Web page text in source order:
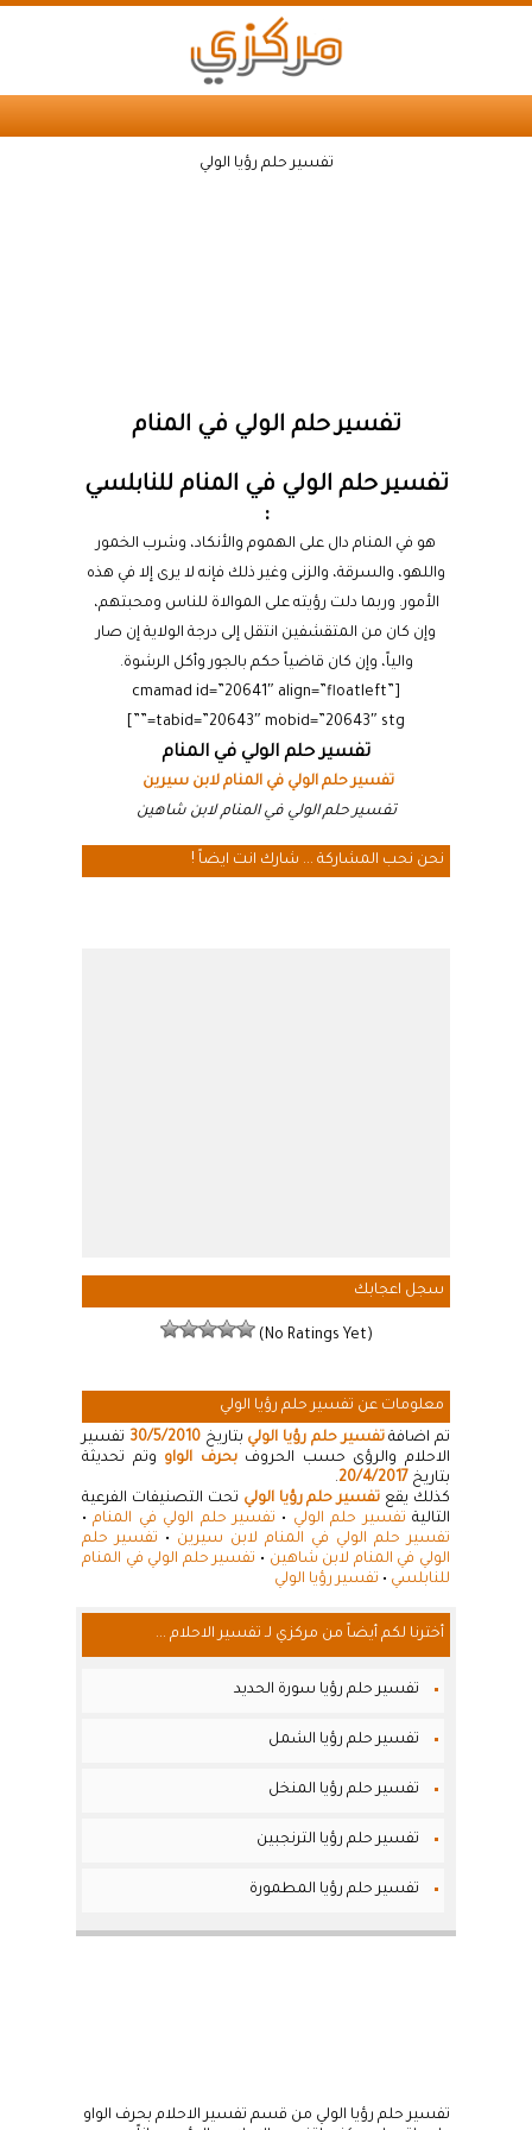
تفسير حلم رؤيا الولي
تفسير حلم الولي في المنام
تفسير حلم الولي في المنام للنابلسي
:
هو في المنام دال على الهموم والأنكاد، وشرب الخمور
واللهو، والسرقة، والزنى وغير ذلك فإنه لا يرى إلا في هذه
الأمور. وربما دلت رؤيته على الموالاة للناس ومحبتهم،
وإن كان من المتقشفين انتقل إلى درجة الولاية إن صار
والياً، وإن كان قاضياً حكم بالجور وأكل الرشوة.
[cmamad id=”20641″ align=”floatleft”
tabid=”20643″ mobid=”20643″ stg=””]
تفسير حلم الولي في المنام
تفسير حلم الولي في المنام لابن سيرين
تفسير حلم الولي في المنام لابن شاهين
نحن نحب المشاركة ... شارك انت ايضاً !
سجل اعجابك
(No Ratings Yet)
معلومات عن تفسير حلم رؤيا الولي
تم اضافةتفسير حلم رؤيا الولي بتاريخ30/5/2010 تفسير
الاحلام والرؤى حسب الحروفبحرف الواو وتم تحديثة
بتاريخ 20/4/2017
.
كذلك يقع تفسير حلم رؤيا الولي تحت التصنيفات الفرعية
التالية تفسير حلم الولي • تفسير حلم الولي في المنام•
تفسير حلم الولي في المنام لابن سيرين • تفسير حلم
الولي في المنام لابن شاهين • تفسير حلم الولي في المنام
للنابلسي • تفسير رؤيا الولي
أخترنا لكم أيضاً من مركزي لـ تفسير الاحلام ...
تفسير حلم رؤيا سورة الحديد
تفسير حلم رؤيا الشمل
تفسير حلم رؤيا المنخل
تفسير حلم رؤيا الترنجبين
تفسير حلم رؤيا المطمورة
تفسير حلم رؤيا الولي من قسم تفسير الاحلام بحرف الواو